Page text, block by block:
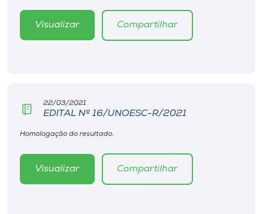
Visualizar Compartilhar
22/03/2021
EDITAL Nº 16/UNOESC-R/2021
Homologação do resultado.
Visualizar Compartilhar